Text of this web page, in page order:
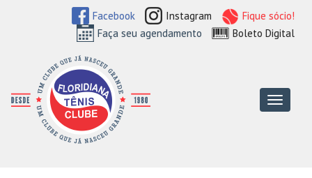
Facebook Instagram
Fique sócio!
Faça seu agendamento
Boleto Digital
Menu